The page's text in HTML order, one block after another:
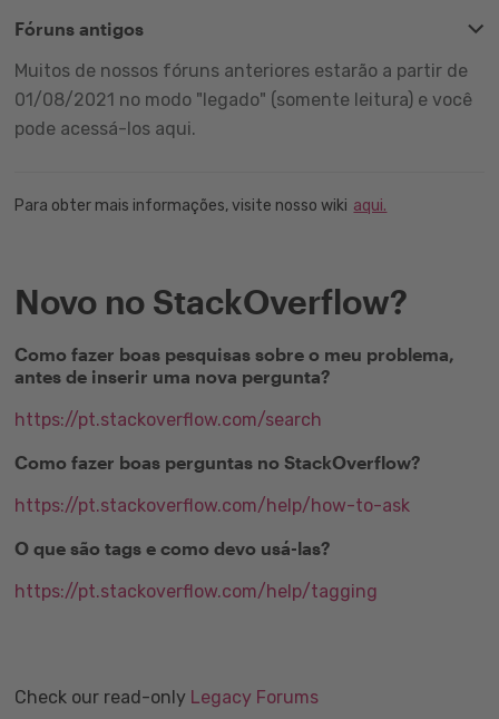
Fóruns antigos
Muitos de nossos fóruns anteriores estarão a partir de
01/08/2021 no modo "legado" (somente leitura) e você
pode acessá-los aqui.
Para obter mais informações, visite nosso wiki aqui.
Novo no StackOverflow?
Como fazer boas pesquisas sobre o meu problema,
antes de inserir uma nova pergunta?
https://pt.stackoverflow.com/search
Como fazer boas perguntas no StackOverflow?
https://pt.stackoverflow.com/help/how-to-ask
O que são tags e como devo usá-las?
https://pt.stackoverflow.com/help/tagging
Check our read-only Legacy Forums